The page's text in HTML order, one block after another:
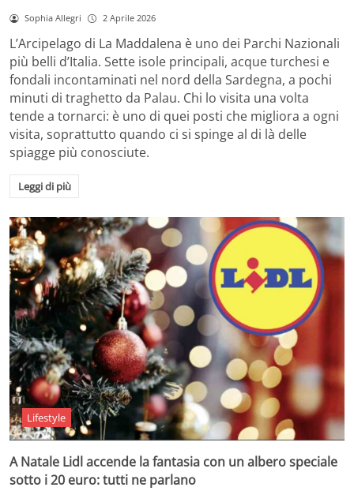
Sophia Allegri 2 Aprile 2026
L’Arcipelago di La Maddalena è uno dei Parchi Nazionali
più belli d’Italia. Sette isole principali, acque turchesi e
fondali incontaminati nel nord della Sardegna, a pochi
minuti di traghetto da Palau. Chi lo visita una volta
tende a tornarci: è uno di quei posti che migliora a ogni
visita, soprattutto quando ci si spinge al di là delle
spiagge più conosciute.
Leggi di più
Lifestyle
A Natale Lidl accende la fantasia con un albero speciale
sotto i 20 euro: tutti ne parlano